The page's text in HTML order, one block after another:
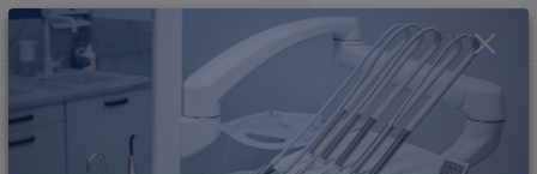
Hledat
za 0,00 Kč